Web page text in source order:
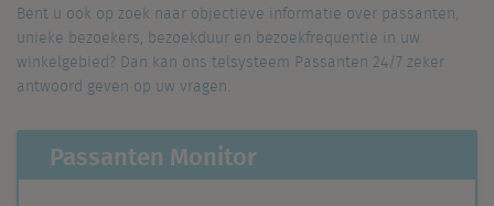
Bent u ook op zoek naar objectieve informatie over passanten,
unieke bezoekers, bezoekduur en bezoekfrequentie in uw
winkelgebied? Dan kan ons telsysteem Passanten 24/7 zeker
antwoord geven op uw vragen.
Passanten Monitor